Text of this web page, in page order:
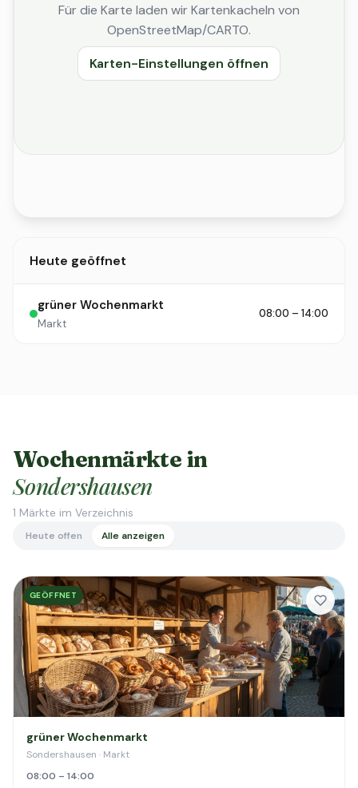
Für die Karte laden wir Kartenkacheln von
OpenStreetMap/CARTO.
Karten-Einstellungen öffnen
Heute geöffnet
grüner Wochenmarkt
Markt
08:00 – 14:00
Wochenmärkte in
Sondershausen
1 Märkte im Verzeichnis
Heute offen Alle anzeigen
GEÖFFNET
grüner Wochenmarkt
Sondershausen · Markt
08:00 – 14:00